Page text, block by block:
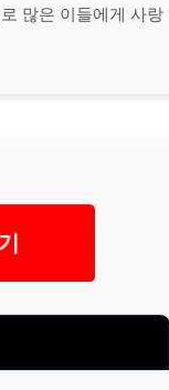
많은 이들에게 사랑